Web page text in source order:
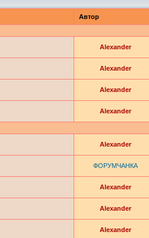
Автор
Alexander
Alexander
Alexander
Alexander
Alexander
ФОРУМЧАНКА
Alexander
Alexander
Alexander